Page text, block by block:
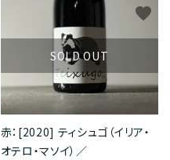
SOLD OUT
赤：[2020] ティシュゴ（イリア・
オテロ・マソイ）／
favorite